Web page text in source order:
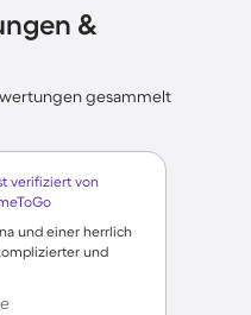
&
gesammelt
verifiziert von
und einer herrlich
und